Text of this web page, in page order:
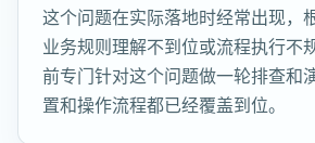
这个问题在实际落地时经常出现，
业务规则理解不到位或流程执行不
前专门针对这个问题做一轮排查和
置和操作流程都已经覆盖到位。